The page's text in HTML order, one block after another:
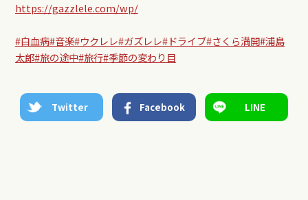
https://gazzlele.com/wp/
#白血病#音楽#ウクレレ#ガズレレ#ドライブ#さくら満開#浦島
太郎#旅の途中#旅行#季節の変わり目
Twitter Facebook LINE